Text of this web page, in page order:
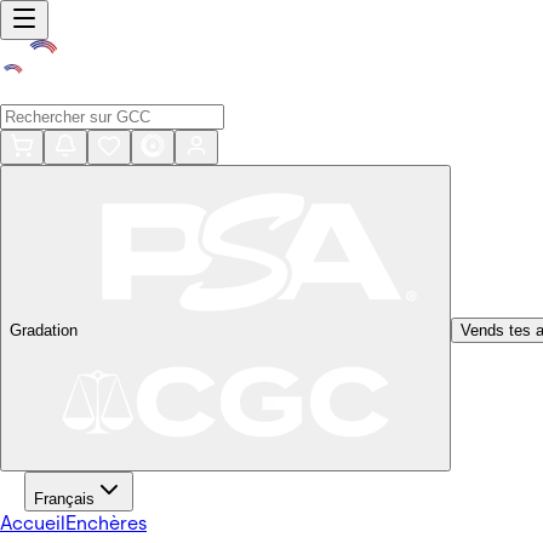
Gradation Vends tes
Français
AccueilEnchères